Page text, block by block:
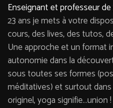
Enseignant et professeur
23 ans je mets à votre
cours, des lives, des tutos,
Une approche et un format
autonomie dans la
sous toutes ses formes
méditatives) et surtout
originel, yoga signifie…union !